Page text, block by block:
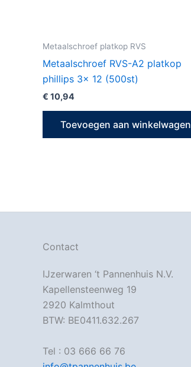
Metaalschroef platkop RVS
Metaalschroef RVS-A2 platkop
phillips 3x 12 (500st)
€ 10,94
Toevoegen aan winkelwagen
Contact
IJzerwaren ‘t Pannenhuis N.V.
Kapellensteenweg 19
2920 Kalmthout
BTW: BE0411.632.267
Tel : 03 666 66 76